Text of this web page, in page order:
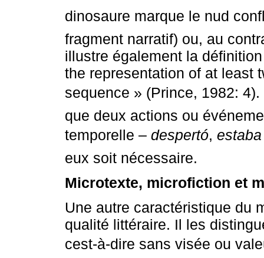
dinosaure marque le nud
fragment narratif) ou, au
illustre également la
the representation of at least
sequence » (Prince, 1982:
que deux actions ou
temporelle – despertó, estaba
eux soit nécessaire.
Microtexte, microfiction et
Une autre caractéristique du
qualité littéraire. Il les
cest-à-dire sans visée ou